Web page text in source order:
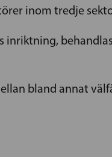
inom tredje
inriktning,
bland annat